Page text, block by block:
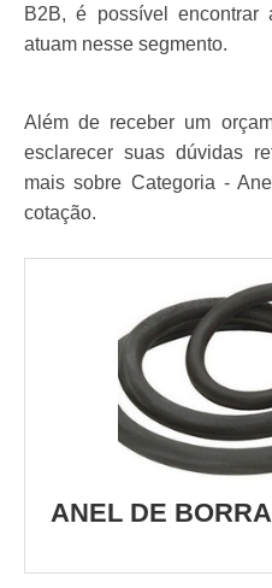
B2B, é possível encontrar
atuam nesse segmento.
Além de receber um
esclarecer suas dúvidas
mais sobre Categoria -
cotação.
ANEL DE